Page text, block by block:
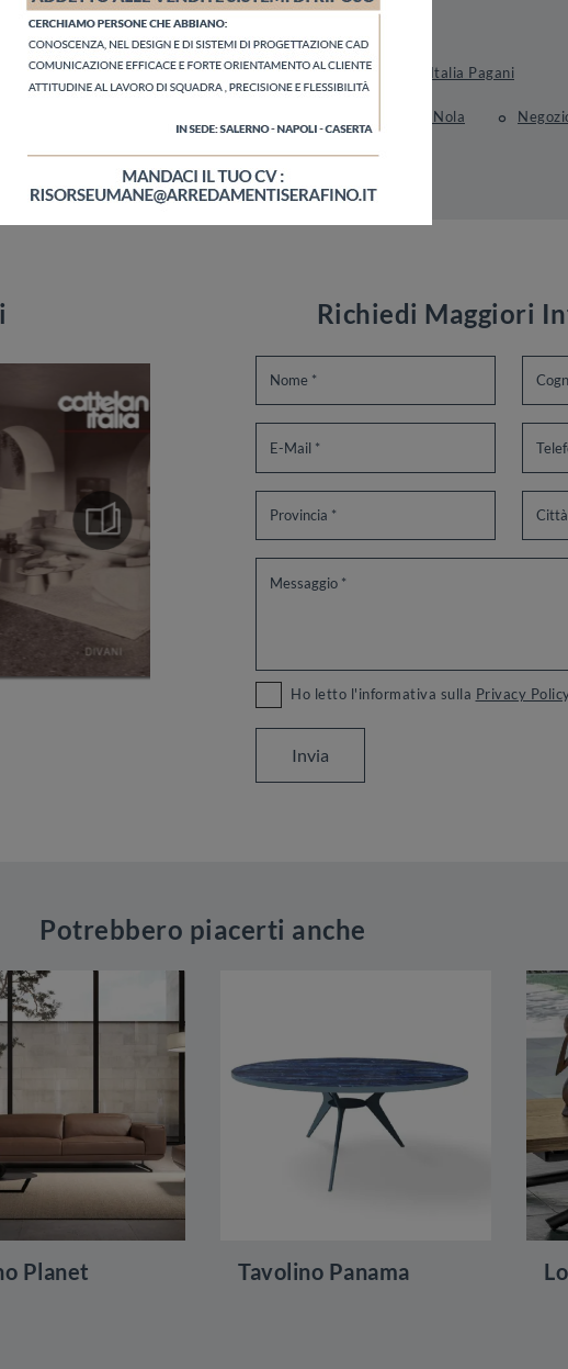
Complementi Cattelan Italia Nola Complementi Cattelan Italia Pagani
Negozio Di Tavolini A Nola
Richiedi Maggiori
Ho letto l'informativa sulla Privacy
Invia
Potrebbero piacerti anche
Planet Tavolino Panama